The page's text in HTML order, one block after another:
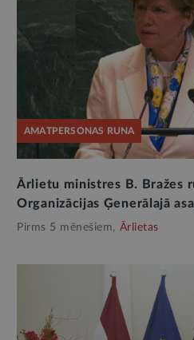
AMATPERSONAS RUNA
Ārlietu ministres B. Bražes
Organizācijas Ģenerālajā
Pirms 5 mēnešiem, Ārlietas